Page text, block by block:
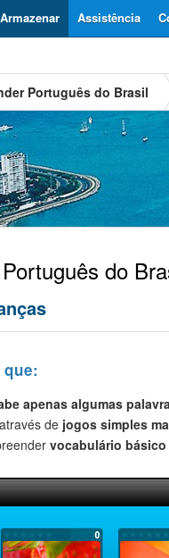
Assistência
Armazenar
Português do Brasil
Português do
apenas algumas
de jogos simples
vocabulário básico